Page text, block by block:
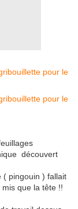
découvert
( pingouin ) fallait
que la tête !!